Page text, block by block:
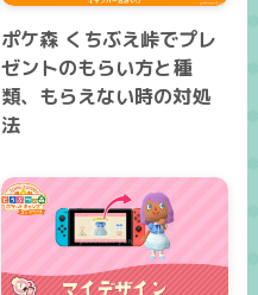
ポケ森 くちぶえ峠でプレ
ゼントのもらい方と種
類、もらえない時の対処
法